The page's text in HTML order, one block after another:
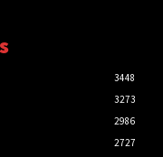
3448
3273
2986
2727